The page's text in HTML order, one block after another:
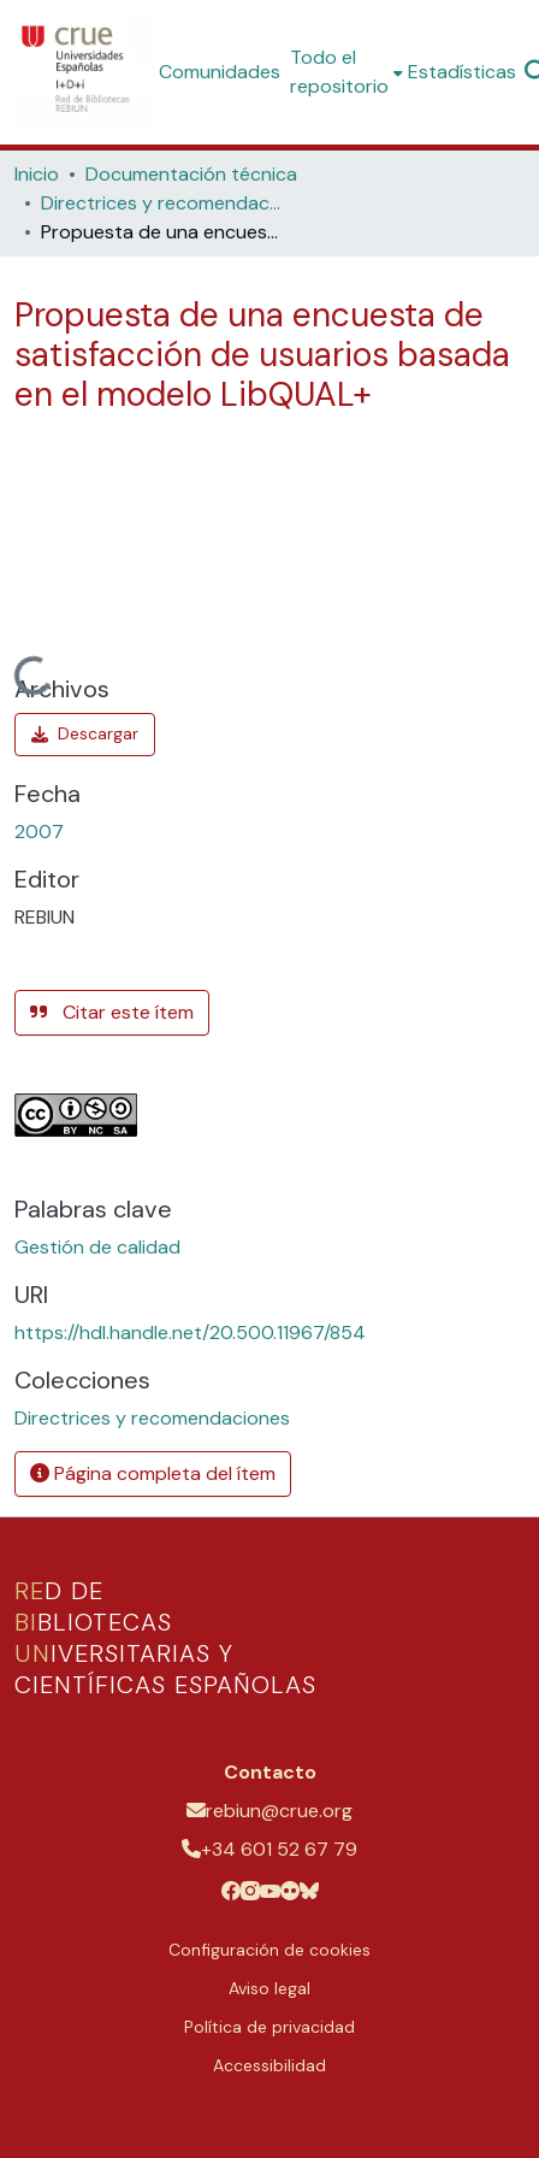
Comunidades
Todo el
repositorio
Estadísticas
Inicio
Documentación técnica
Directrices y recomendaciones
Propuesta de una encuesta de satisfacción de usuarios basada en el modelo LibQUAL+
Propuesta de una encuesta de
satisfacción de usuarios basada
en el modelo LibQUAL+
Cargando...
Archivos
Fecha
2007
Editor
REBIUN
Citar este ítem
Palabras clave
Gestión de calidad
URI
https://hdl.handle.net/20.500.11967/854
Colecciones
Directrices y recomendaciones
Página completa del ítem
RED DE
BIBLIOTECAS
UNIVERSITARIAS Y
CIENTÍFICAS ESPAÑOLAS
Contacto
rebiun@crue.org
+34 601 52 67 79
Configuración de cookies
Aviso legal
Política de privacidad
Accessibilidad